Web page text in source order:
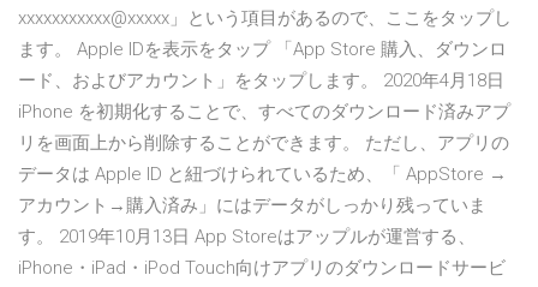
xxxxxxxxxxx@xxxxx」という項目があるので、ここをタップし
ます。 Apple IDを表示をタップ 「App Store 購入、ダウンロ
ード、およびアカウント」をタップします。 2020年4月18日
iPhone を初期化することで、すべてのダウンロード済みアプ
リを画面上から削除することができます。 ただし、アプリの
データは Apple ID と紐づけられているため、「 AppStore →
アカウント→購入済み」にはデータがしっかり残っていま
す。 2019年10月13日 App Storeはアップルが運営する、
iPhone・iPad・iPod Touch向けアプリのダウンロードサービ